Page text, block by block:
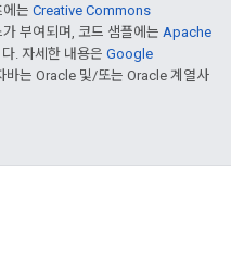
는 Creative Commons
부여되며, 코드 샘플에는 Apache
. 자세한 내용은 Google
바는 Oracle 및/또는 Oracle 계열사